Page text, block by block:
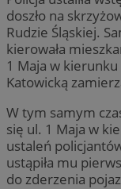
doszło na
Rudzie Śląskiej.
kierowała
1 Maja w
Katowicką
W tym samym
się ul. 1 Maja w
ustaleń
ustąpiła mu
do zderzenia